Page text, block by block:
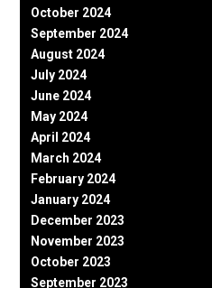
October 2024
September 2024
August 2024
July 2024
June 2024
May 2024
April 2024
March 2024
February 2024
January 2024
December 2023
November 2023
October 2023
September 2023